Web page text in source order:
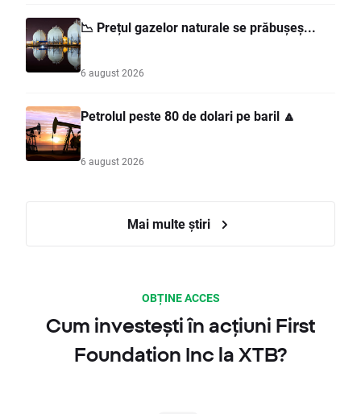
📉 Prețul gazelor naturale se prăbușeș...
6 august 2026
Petrolul peste 80 de dolari pe baril 🔼
6 august 2026
Mai multe știri
OBȚINE ACCES
Cum investești în acțiuni First
Foundation Inc la XTB?